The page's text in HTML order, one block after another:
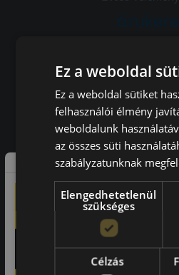
-
A bolt
Minden
Adatvédelmi
Ez a weboldal
Ez a weboldal sütiket
felhasználói élmény
weboldalunk
az összes süti
szabályzatunknak
Elengedhetetlenül
szükséges
Célzás